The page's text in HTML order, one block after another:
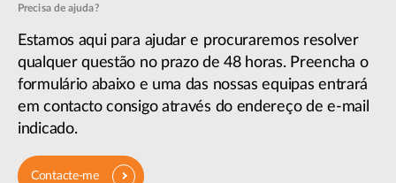
Precisa de ajuda?
Estamos aqui para ajudar e procuraremos resolver
qualquer questão no prazo de 48 horas. Preencha o
formulário abaixo e uma das nossas equipas entrará
em contacto consigo através do endereço de e-mail
indicado.
Contacte-me